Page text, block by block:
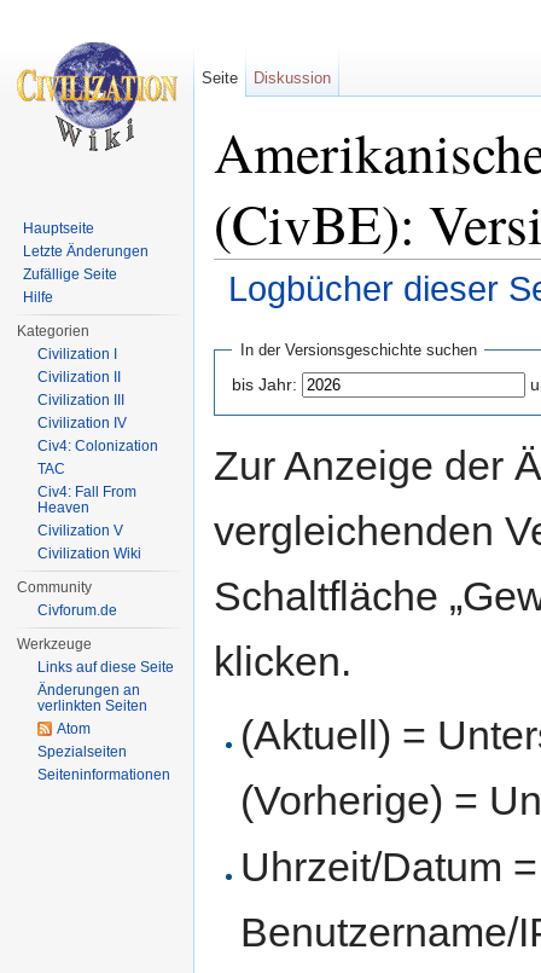
(CivBE):
Logbücher dieser
In der Versionsgeschichte suchen
bis Jahr:
Zur Anzeige der
vergleichenden
Schaltfläche
klicken.
(Aktuell) =
(Vorherige) =
Uhrzeit/Datum
Benutzername/
Seite Diskussion
Hauptseite
Letzte Änderungen
Zufällige Seite
Hilfe
Kategorien
Civilization I
Civilization II
Civilization III
Civilization IV
Civ4: Colonization
TAC
Civ4: Fall From
Heaven
Civilization V
Civilization Wiki
Community
Civforum.de
Werkzeuge
Links auf diese Seite
Änderungen an
verlinkten Seiten
Atom
Spezialseiten
Seiten­informationen